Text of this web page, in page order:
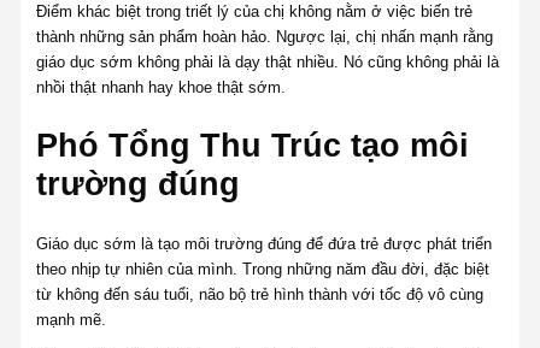
Điểm khác biệt trong triết lý của chị không nằm ở việc biến trẻ
thành những sản phẩm hoàn hảo. Ngược lại, chị nhấn mạnh rằng
giáo dục sớm không phải là dạy thật nhiều. Nó cũng không phải là
nhồi thật nhanh hay khoe thật sớm.
Phó Tổng Thu Trúc tạo môi
trường đúng
Giáo dục sớm là tạo môi trường đúng để đứa trẻ được phát triển
theo nhịp tự nhiên của mình. Trong những năm đầu đời, đặc biệt
từ không đến sáu tuổi, não bộ trẻ hình thành với tốc độ vô cùng
mạnh mẽ.